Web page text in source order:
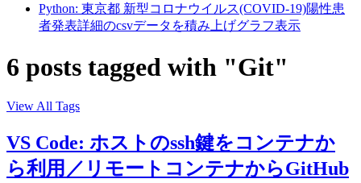
Python: 東京都 新型コロナウイルス(COVID-19)陽性患
者発表詳細のcsvデータを積み上げグラフ表示
6 posts tagged with "Git"
View All Tags
VS Code: ホストのssh鍵をコンテナか
ら利用／リモートコンテナからGitHub